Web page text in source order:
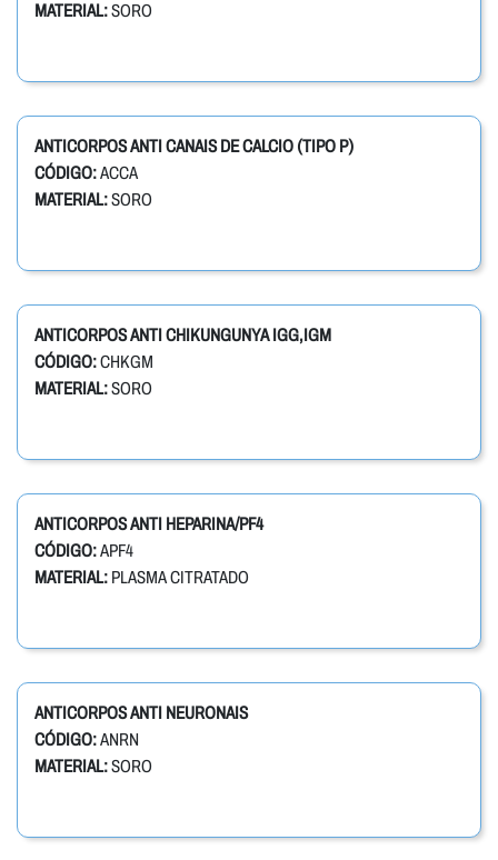
MATERIAL:SORO
ANTICORPOS ANTI CANAIS DE CALCIO (TIPO P)
CÓDIGO:ACCA
MATERIAL:SORO
ANTICORPOS ANTI CHIKUNGUNYA IGG,IGM
CÓDIGO:CHKGM
MATERIAL:SORO
ANTICORPOS ANTI HEPARINA/PF4
CÓDIGO:APF4
MATERIAL: PLASMA CITRATADO
ANTICORPOS ANTI NEURONAIS
CÓDIGO:ANRN
MATERIAL:SORO